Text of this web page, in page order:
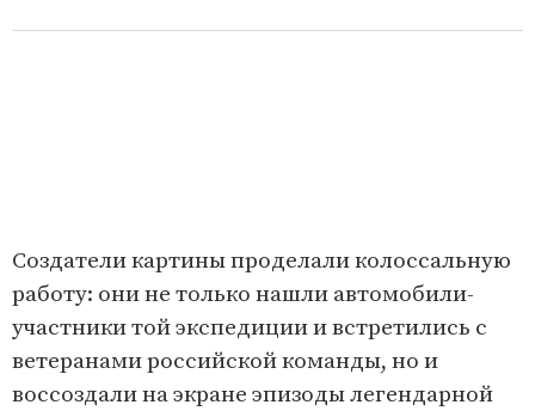
Создатели картины проделали колоссальную
работу: они не только нашли автомобили-
участники той экспедиции и встретились с
ветеранами российской команды, но и
воссоздали на экране эпизоды легендарной